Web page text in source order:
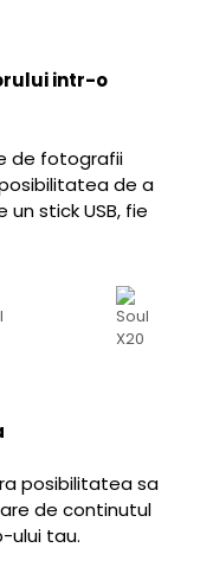
intr-o
de fotografii
de a
stick USB, fie
posibilitatea sa
de continutul
ului tau.